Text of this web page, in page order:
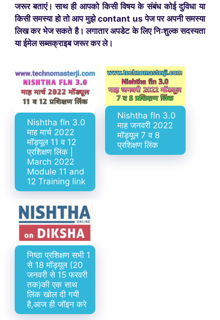
जरूर बताएं। साथ ही आपको किसी विषय के संबंध कोई दुविधा या
किसी समस्या हो तो आप मुझे contant us पेज पर अपनी समस्या
लिख कर भेज सकते है। लगातार अपडेट के लिए निःशुल्क सदस्यता
या ईमेल सब्सक्राइब जरूर कर ले।
Nishtha fln 3.0
माह मार्च 2022
मॉड्यूल 11 व 12
प्रशिक्षण लिंक |
March 2022
Module 11 and
12 Training link
Nishtha fln 3.0
माह जनवरी 2022
मॉड्यूल 7 व 8
प्रशिक्षण लिंक
निष्ठा प्रशिक्षण सभी 1
से 18 मॉड्यूल (20
जनवरी से 15 फरवरी
तक)की एक साथ
लिंक खोल दी गयी
है,आज ही जॉइन करे